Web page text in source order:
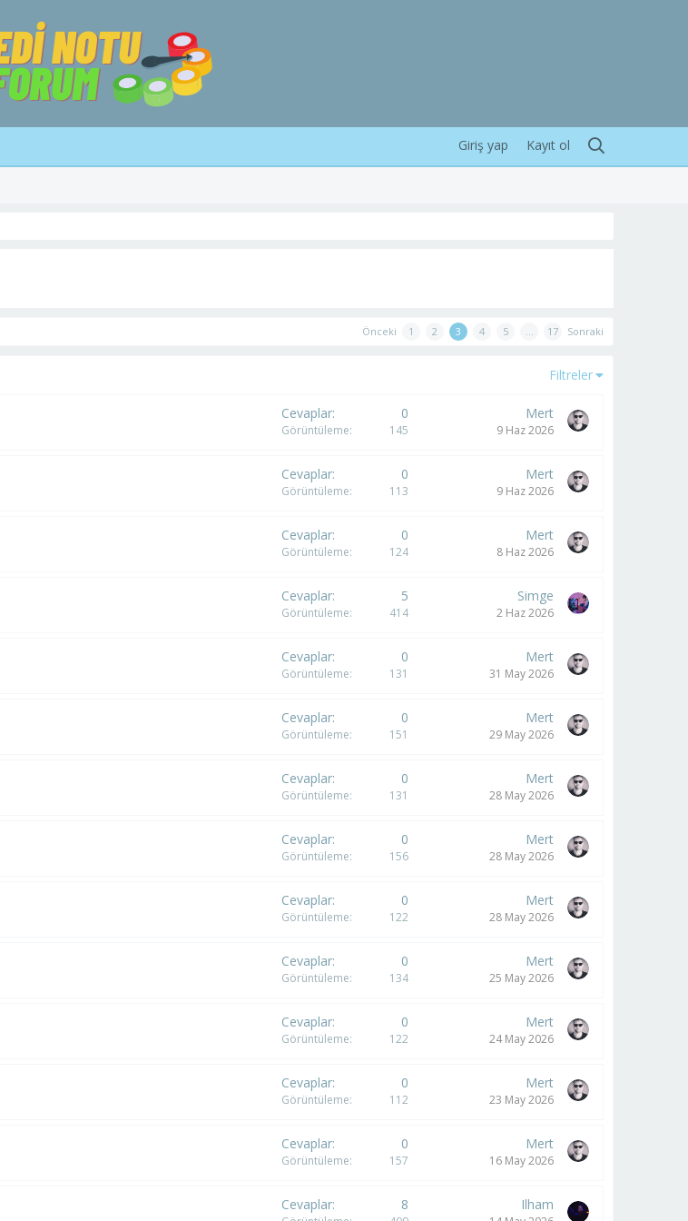
Giriş yap Kayıt ol
Önceki 1 2 3 4 5 … 17 Sonraki
Filtreler
Cevaplar 0
Görüntüleme 145
Mert
9 Haz 2026
Cevaplar 0
Görüntüleme 113
Mert
9 Haz 2026
Cevaplar 0
Görüntüleme 124
Mert
8 Haz 2026
Cevaplar 5
Görüntüleme 414
Simge
2 Haz 2026
Cevaplar 0
Görüntüleme 131
Mert
31 May 2026
Cevaplar 0
Görüntüleme 151
Mert
29 May 2026
Cevaplar 0
Görüntüleme 131
Mert
28 May 2026
Cevaplar 0
Görüntüleme 156
Mert
28 May 2026
Cevaplar 0
Görüntüleme 122
Mert
28 May 2026
Cevaplar 0
Görüntüleme 134
Mert
25 May 2026
Cevaplar 0
Görüntüleme 122
Mert
24 May 2026
Cevaplar 0
Görüntüleme 112
Mert
23 May 2026
Cevaplar 0
Görüntüleme 157
Mert
16 May 2026
Cevaplar 8 Ilham